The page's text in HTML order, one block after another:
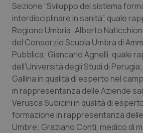
Oncologia & Nutrizione
Psoriasi & pelle
Quotidiano Cardiologia
Quotidiano Chirurgia
Quotidiano Oncologia
Sezione “Sviluppo del sistema
interdisciplinare in sanità”, quale
Regione Umbria; Alberto
del Consorzio Scuola Umbra di
Pubblica; Giancarlo Agnelli, quale
dell’Università degli Studi di
Gallina in qualità di esperto nel
in rappresentanza delle Aziende
Verusca Subicini in qualità di
formazione in rappresentanza
Umbre; Graziano Conti, medico di